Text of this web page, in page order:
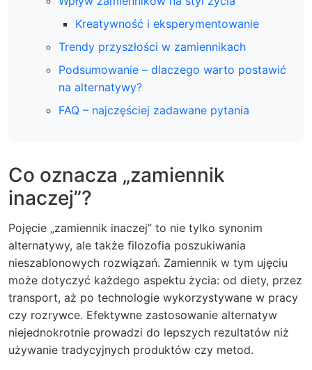
Kreatywność i eksperymentowanie
Trendy przyszłości w zamiennikach
Podsumowanie – dlaczego warto postawić
na alternatywy?
FAQ – najczęściej zadawane pytania
Co oznacza „zamiennik
inaczej”?
Pojęcie „zamiennik inaczej” to nie tylko synonim
alternatywy, ale także filozofia poszukiwania
nieszablonowych rozwiązań. Zamiennik w tym ujęciu
może dotyczyć każdego aspektu życia: od diety, przez
transport, aż po technologie wykorzystywane w pracy
czy rozrywce. Efektywne zastosowanie alternatyw
niejednokrotnie prowadzi do lepszych rezultatów niż
używanie tradycyjnych produktów czy metod.